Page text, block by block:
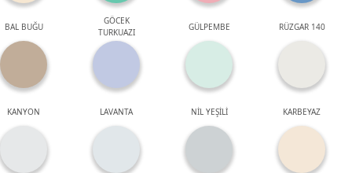
BAL BUĞU
GÖCEK
TURKUAZI
GÜLPEMBE RÜZGAR 140
KANYON LAVANTA NİL YEŞİLİ KARBEYAZ